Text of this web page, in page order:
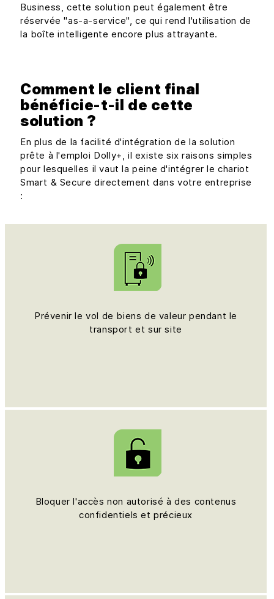
Business, cette solution peut également être
réservée "as-a-service", ce qui rend l'utilisation de
la boîte intelligente encore plus attrayante.
Comment le client final
bénéficie-t-il de cette
solution ?
En plus de la facilité d'intégration de la solution
prête à l'emploi Dolly+, il existe six raisons simples
pour lesquelles il vaut la peine d'intégrer le chariot
Smart & Secure directement dans votre entreprise
:
Prévenir le vol de biens de valeur pendant le
transport et sur site
Bloquer l'accès non autorisé à des contenus
confidentiels et précieux